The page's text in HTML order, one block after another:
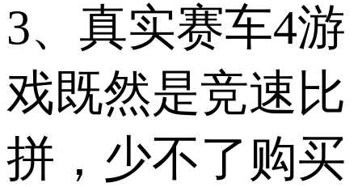
3、真实赛车4游
戏既然是竞速比
拼，少不了购买